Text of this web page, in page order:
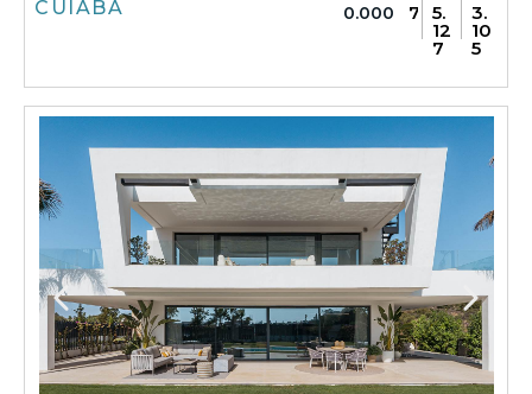
CUIABA
0.000
7 5.
12
7
3.
10
5